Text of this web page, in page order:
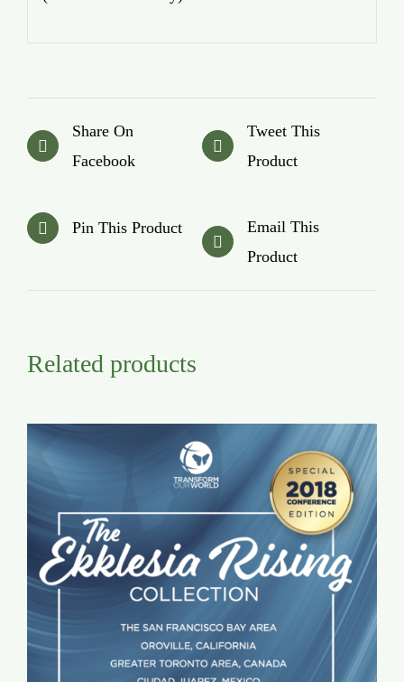
Share On
Facebook
Tweet This
Product
Pin This Product
Email This
Product
Related products